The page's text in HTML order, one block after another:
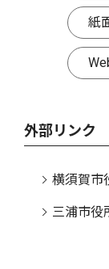
紙
外部リンク
横須賀市
三浦市役